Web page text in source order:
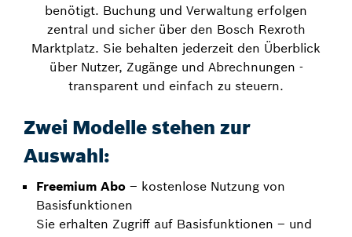
benötigt. Buchung und Verwaltung erfolgen
zentral und sicher über den Bosch Rexroth
Marktplatz. Sie behalten jederzeit den Überblick
über Nutzer, Zugänge und Abrechnungen -
transparent und einfach zu steuern.
Zwei Modelle stehen zur
Auswahl:
Freemium Abo – kostenlose Nutzung von
Basisfunktionen
Sie erhalten Zugriff auf Basisfunktionen – und